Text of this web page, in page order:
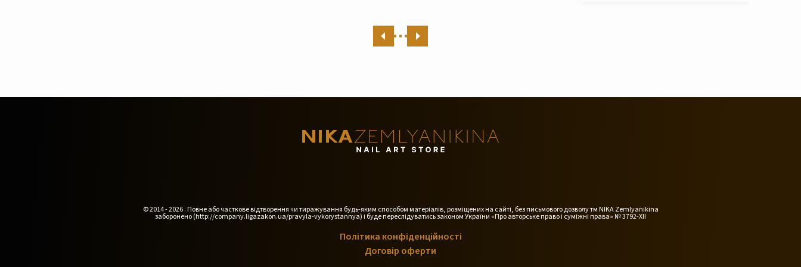
© 2014 - 2026 . Повне або часткове відтворення чи тиражування будь-яким способом матеріалів, розміщених на сайті, без письмового дозволу тм NIKA Zemlyanikina
заборонено (http://company.ligazakon.ua/pravyla-vykorystannya) і буде переслідуватись законом України «Про авторське право і суміжні права» № 3792-XII
Політика конфіденційності
Договір оферти